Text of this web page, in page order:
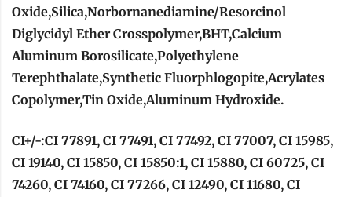
Oxide,Silica,Norbornanediamine/Resorcinol
Diglycidyl Ether Crosspolymer,BHT,Calcium
Aluminum Borosilicate,Polyethylene
Terephthalate,Synthetic Fluorphlogopite,Acrylates
Copolymer,Tin Oxide,Aluminum Hydroxide.
CI+/-:CI 77891, CI 77491, CI 77492, CI 77007, CI 15985,
CI 19140, CI 15850, CI 15850:1, CI 15880, CI 60725, CI
74260, CI 74160, CI 77266, CI 12490, CI 11680, CI